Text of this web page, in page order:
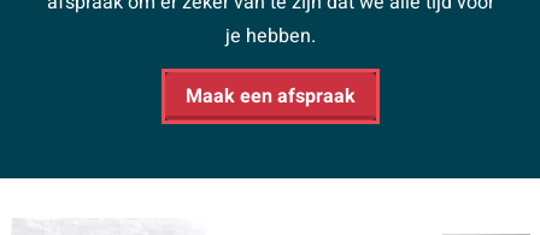
je hebben.
Maak een afspraak